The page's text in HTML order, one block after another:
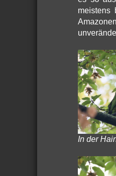
meistens
In der